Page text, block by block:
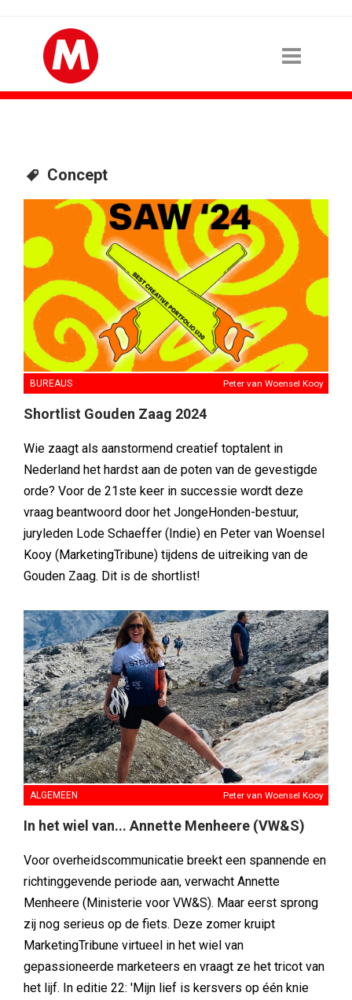
Concept
BUREAUS Peter van Woensel Kooy
Shortlist Gouden Zaag 2024
Wie zaagt als aanstormend creatief toptalent in
Nederland het hardst aan de poten van de gevestigde
orde? Voor de 21ste keer in successie wordt deze
vraag beantwoord door het JongeHonden-bestuur,
juryleden Lode Schaeffer (Indie) en Peter van Woensel
Kooy (MarketingTribune) tijdens de uitreiking van de
Gouden Zaag. Dit is de shortlist!
ALGEMEEN Peter van Woensel Kooy
In het wiel van... Annette Menheere (VW&S)
Voor overheidscommunicatie breekt een spannende en
richtinggevende periode aan, verwacht Annette
Menheere (Ministerie voor VW&S). Maar eerst sprong
zij nog serieus op de fiets. Deze zomer kruipt
MarketingTribune virtueel in het wiel van
gepassioneerde marketeers en vraagt ze het tricot van
het lijf. In editie 22: 'Mijn lief is kersvers op één knie